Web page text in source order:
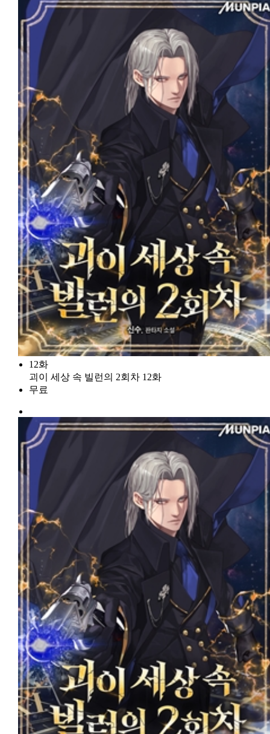
12화
괴이 세상 속 빌런의 2회차 12화
무료